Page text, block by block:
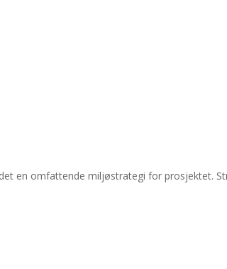
en omfattende miljøstrategi for prosjektet.